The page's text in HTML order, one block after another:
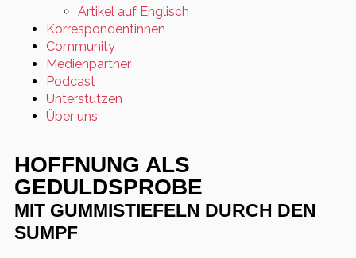
Artikel auf Englisch
Korrespondentinnen
Community
Medienpartner
Podcast
Unterstützen
Über uns
HOFFNUNG ALS
GEDULDSPROBE
MIT GUMMISTIEFELN DURCH DEN
SUMPF